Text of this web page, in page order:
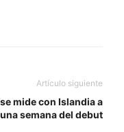
Artículo siguiente
mide con Islandia a
una semana del debut